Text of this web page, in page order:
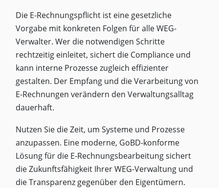
Die E-Rechnungspflicht ist eine gesetzliche
Vorgabe mit konkreten Folgen für alle WEG-
Verwalter. Wer die notwendigen Schritte
rechtzeitig einleitet, sichert die Compliance und
kann interne Prozesse zugleich effizienter
gestalten. Der Empfang und die Verarbeitung von
E-Rechnungen verändern den Verwaltungsalltag
dauerhaft.
Nutzen Sie die Zeit, um Systeme und Prozesse
anzupassen. Eine moderne, GoBD-konforme
Lösung für die E-Rechnungsbearbeitung sichert
die Zukunftsfähigkeit Ihrer WEG-Verwaltung und
die Transparenz gegenüber den Eigentümern.